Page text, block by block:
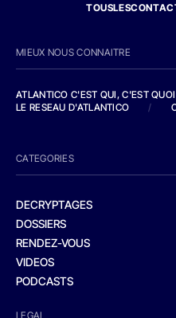
MIEUX NOUS CONNAITRE
ATLANTICO C'EST QUI, C'EST
LE RESEAU D'ATLANTICO
/
CATEGORIES
DECRYPTAGES
DOSSIERS
RENDEZ-VOUS
VIDEOS
PODCASTS
LEGAL